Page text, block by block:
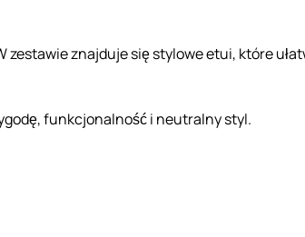
zestawie znajduje się stylowe etui, które
funkcjonalność i neutralny styl.